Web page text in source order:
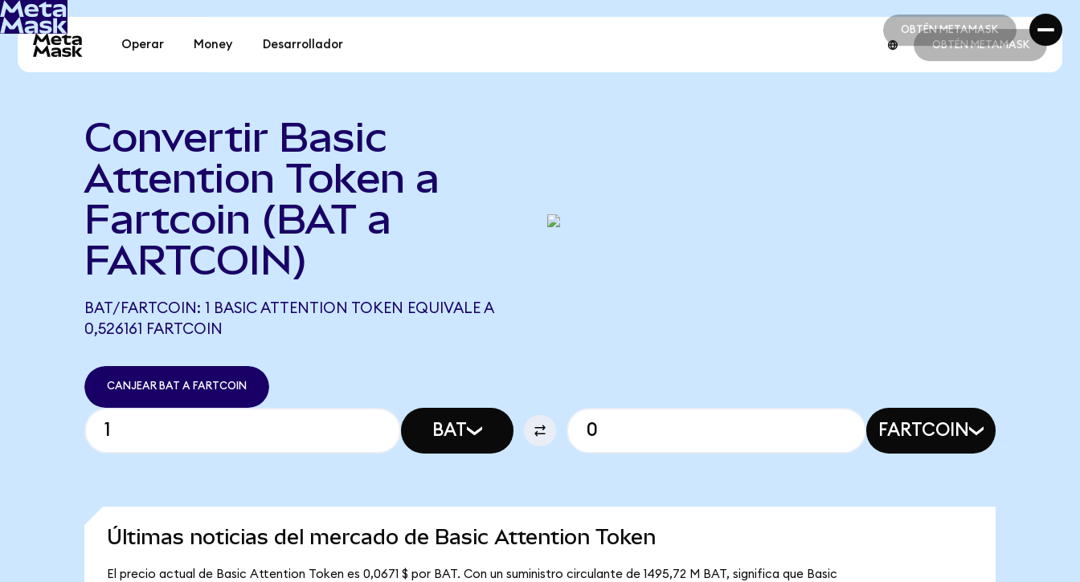
OBTÉN METAMASK
OBTÉN METAMASK
Operar Money Desarrollador OBTÉN METAMASK
Convertir Basic
Attention Token a
Fartcoin (BAT a
FARTCOIN)
BAT/FARTCOIN: 1 BASIC ATTENTION TOKEN EQUIVALE A
0,526161 FARTCOIN
CANJEAR BAT A FARTCOIN
BAT FARTCOIN
Últimas noticias del mercado de Basic Attention Token
El precio actual de Basic Attention Token es 0,0671 $ por BAT. Con un suministro circulante de 1495,72 M BAT, significa que Basic